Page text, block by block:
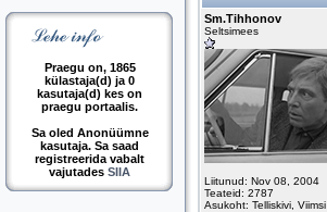
Praegu on, 1865
külastaja(d) ja 0
kasutaja(d) kes on
praegu portaalis.
Sa oled Anonüümne
kasutaja. Sa saad
registreerida vabalt
vajutades SIIA
Sm.Tihhonov
Seltsimees
Liitunud: Nov 08, 2004
Teateid: 2787
Asukoht: Telliskivi, Viimsi